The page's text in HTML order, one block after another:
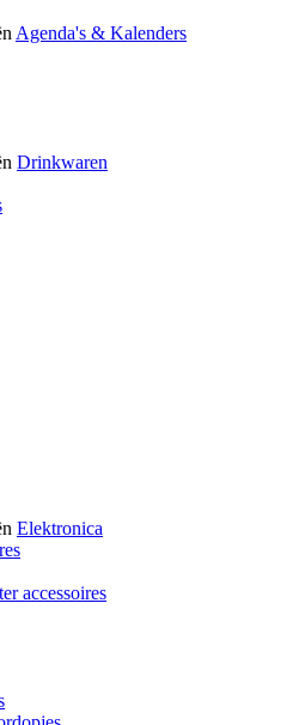
Agenda's & Kalenders
Drinkwaren
Elektronica
accessoires